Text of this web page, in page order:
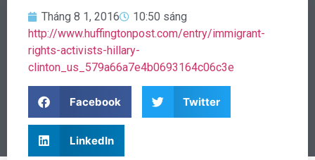
Tháng 8 1, 2016
10:50 sáng
http://www.huffingtonpost.com/entry/immigrant-
rights-activists-hillary-
clinton_us_579a66a7e4b0693164c06c3e
Facebook Twitter
LinkedIn